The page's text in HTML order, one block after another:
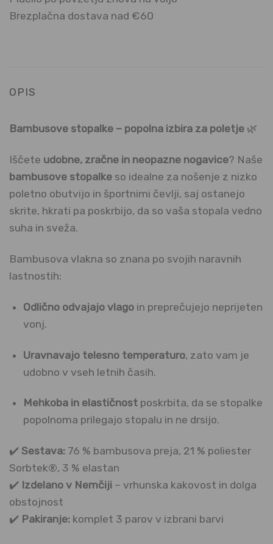
Brezplačna dostava nad €60
OPIS
Bambusove stopalke – popolna izbira za poletje 🌿
Iščete udobne, zračne in neopazne nogavice? Naše
bambusove stopalke so idealne za nošenje z nizko
poletno obutvijo in športnimi čevlji, saj ostanejo
skrite, hkrati pa poskrbijo, da so vaša stopala vedno
suha in sveža.
Bambusova vlakna so znana po svojih naravnih
lastnostih:
Odlično odvajajo vlagoin preprečujejo neprijeten
vonj.
Uravnavajo telesno temperaturo, zato vam je
udobno v vseh letnih časih.
Mehkoba in elastičnostposkrbita, da se stopalke
popolnoma prilegajo stopalu in ne drsijo.
✔️ Sestava: 76 % bambusova preja, 21 % poliester
Sorbtek®, 3 % elastan
✔️ Izdelano v Nemčiji – vrhunska kakovost in dolga
obstojnost
✔️ Pakiranje: komplet 3 parov v izbrani barvi